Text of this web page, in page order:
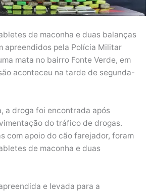
de maconha e duas balanças
apreendidos pela Polícia Militar
mata no bairro Fonte Verde, em
aconteceu na tarde de segunda-
a droga foi encontrada após
do tráfico de drogas.
com apoio do cão farejador, foram
de maconha e duas
e levada para a